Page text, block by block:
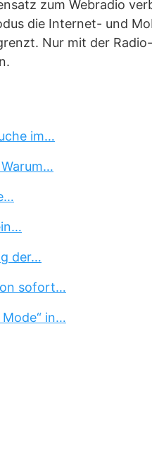
zum Webradio
die Internet- und
Nur mit der
im…
der…
sofort…
in…